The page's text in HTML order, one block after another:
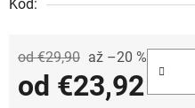
Kód:
od €29,90 až –20 %
od €23,92